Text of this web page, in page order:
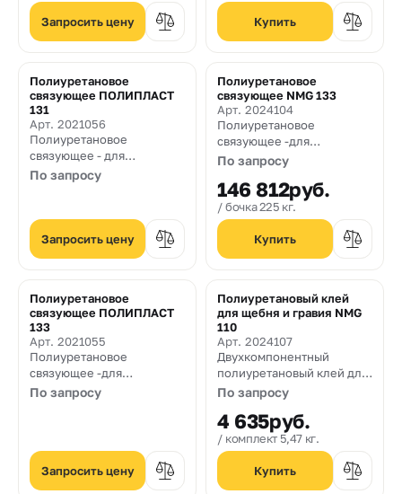
Запросить цену
Полиуретановое
связующее ПОЛИПЛАСТ
131
Арт. 2021056
Полиуретановое
связующее - для
производства изделий из
нагреве до 80-120˚С
По запросу
Запросить цену
Полиуретановое
связующее NMG 133
Арт. 2024104
Полиуретановое
связующее -для
производства изделий из
методом прессования при
нагреве до 120˚С. С
уменьшенным временем
выдержки в пресс-форме.
По запросу
146 812руб.
бочка 225 кг.
Полиуретановое
связующее ПОЛИПЛАСТ
133
Арт. 2021055
Полиуретановое
связующее -для
производства изделий из
уменьшенным временем
выдержки в пресс-форме.
По запросу
Запросить цену
Полиуретановый клей
для щебня и гравия NMG
110
Арт. 2024107
Двухкомпонентный
полиуретановый клей для
щебня, гравия и песка
По запросу
4 635руб.
комплект 5,47 кг.